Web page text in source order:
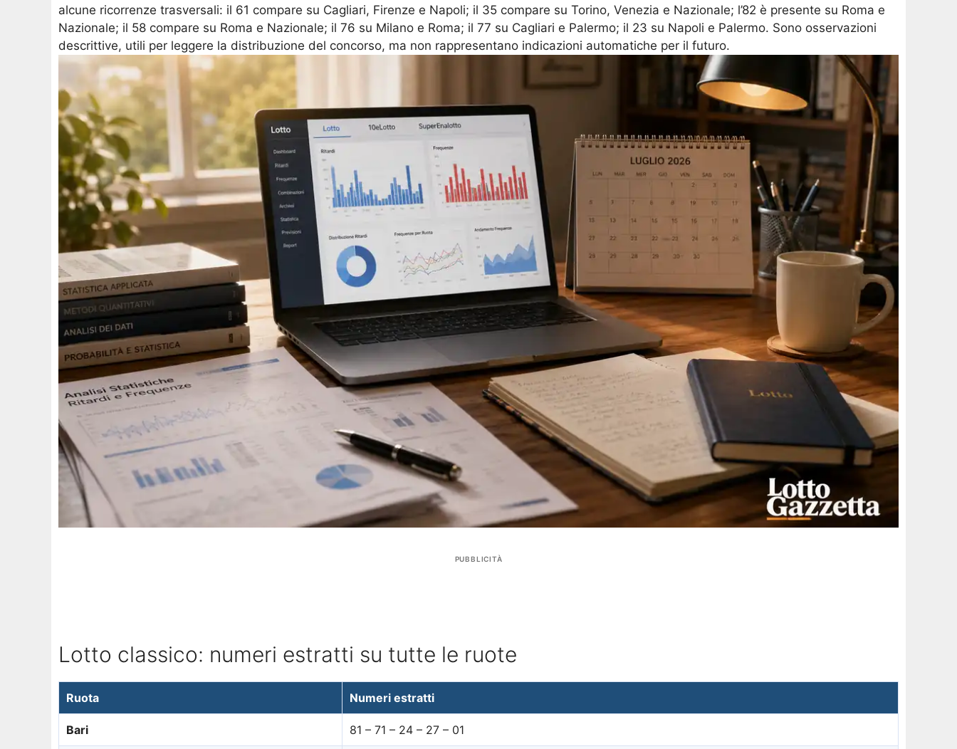
alcune ricorrenze trasversali: il 61 compare su Cagliari, Firenze e Napoli; il 35 compare su Torino, Venezia e Nazionale; l’82 è presente su Roma e
Nazionale; il 58 compare su Roma e Nazionale; il 76 su Milano e Roma; il 77 su Cagliari e Palermo; il 23 su Napoli e Palermo. Sono osservazioni
descrittive, utili per leggere la distribuzione del concorso, ma non rappresentano indicazioni automatiche per il futuro.
PUBBLICITÀ
Lotto classico: numeri estratti su tutte le ruote
Ruota Numeri estratti
Bari 81 – 71 – 24 – 27 – 01